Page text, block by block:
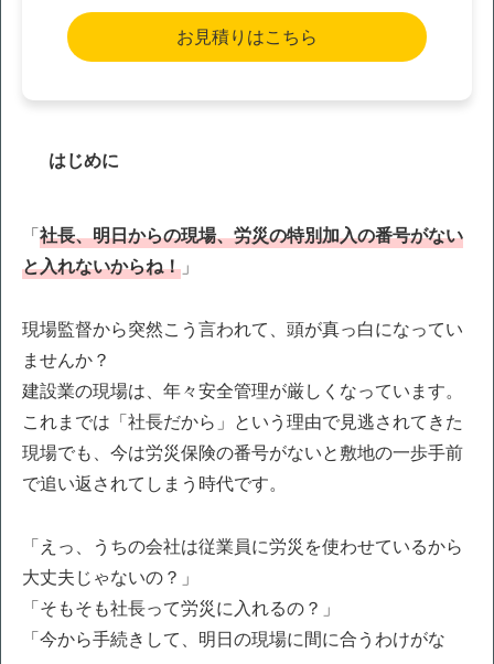
お見積りはこちら
はじめに
「社長、明日からの現場、労災の特別加入の番号がない
と入れないからね！ 」
現場監督から突然こう言われて、頭が真っ白になってい
ませんか？
建設業の現場は、年々安全管理が厳しくなっています。
これまでは「社長だから」という理由で見逃されてきた
現場でも、今は労災保険の番号がないと敷地の一歩手前
で追い返されてしまう時代です。
「えっ、うちの会社は従業員に労災を使わせているから
大丈夫じゃないの？」
「そもそも社長って労災に入れるの？」
「今から手続きして、明日の現場に間に合うわけがな